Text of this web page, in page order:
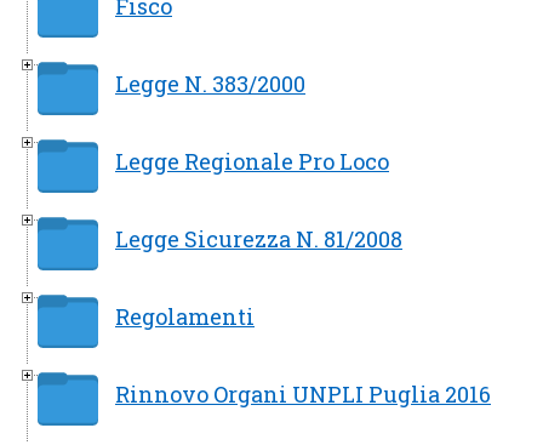
Legge N. 383/2000
Legge Regionale Pro Loco
Legge Sicurezza N. 81/2008
Regolamenti
Rinnovo Organi UNPLI Puglia 2016